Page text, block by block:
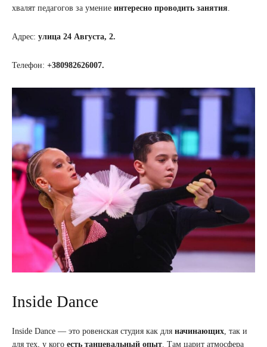
хвалят педагогов за умение интересно проводить занятия
Адрес: улица 24 Августа, 2.
Телефон: +380982626007.
Inside Dance
Inside Dance — это ровенская студия как для начинающих , так и
для тех, у кого есть танцевальный опыт . Там царит атмосфера